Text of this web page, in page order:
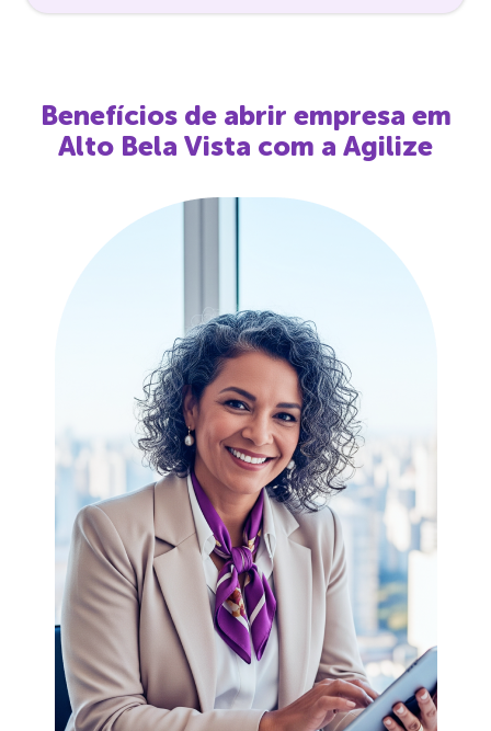
Benefícios de abrir empresa em
Alto Bela Vista com a Agilize